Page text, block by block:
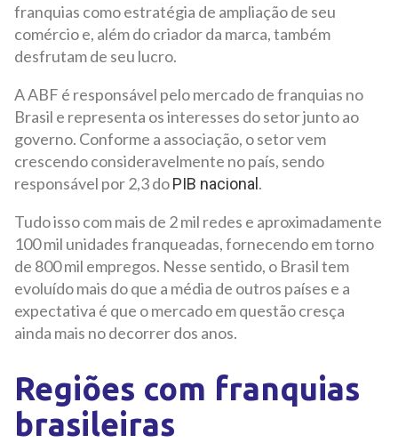
franquias como estratégia de ampliação de seu
comércio e, além do criador da marca, também
desfrutam de seu lucro.
A ABF é responsável pelo mercado de franquias no
Brasil e representa os interesses do setor junto ao
governo. Conforme a associação, o setor vem
crescendo consideravelmente no país, sendo
responsável por 2,3 doPIB nacional.
Tudo isso com mais de 2 mil redes e aproximadamente
100 mil unidades franqueadas, fornecendo em torno
de 800 mil empregos. Nesse sentido, o Brasil tem
evoluído mais do que a média de outros países e a
expectativa é que o mercado em questão cresça
ainda mais no decorrer dos anos.
Regiões com franquias
brasileiras